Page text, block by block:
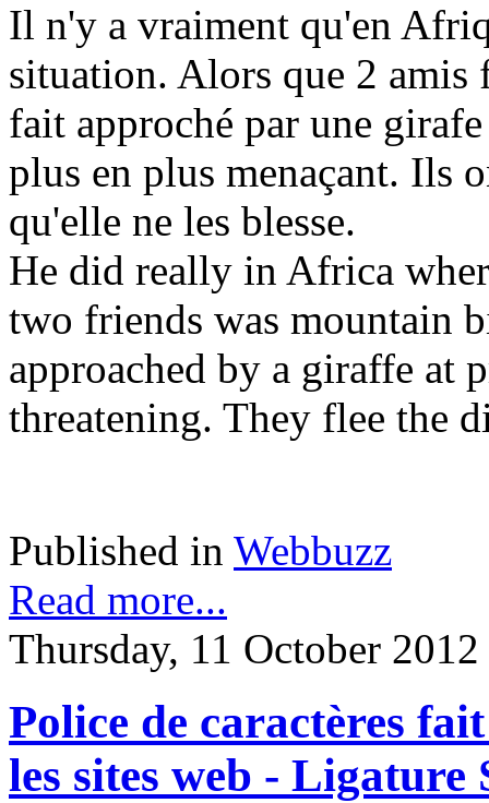
Il n'y a vraiment qu'en
situation. Alors que 2 amis
fait approché par une
plus en plus menaçant. Ils
qu'elle ne les blesse.
He did really in Africa
two friends was mountain
approached by a giraffe at
threatening. They flee the
Published in Webbuzz
Read more...
Thursday, 11 October
Police de caractères
les sites web - Ligature